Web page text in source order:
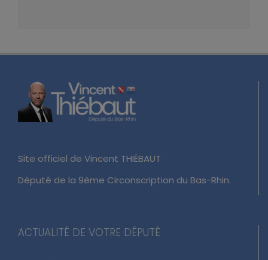
Site officiel de Vincent THIÉBAUT
Député de la 9ème Circonscription du Bas-Rhin.
ACTUALITÉ DE VOTRE DÉPUTÉ